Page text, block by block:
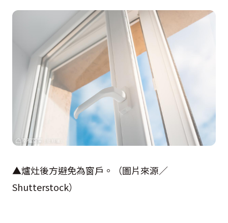
▲爐灶後方避免為窗戶。（圖片來源／
Shutterstock）